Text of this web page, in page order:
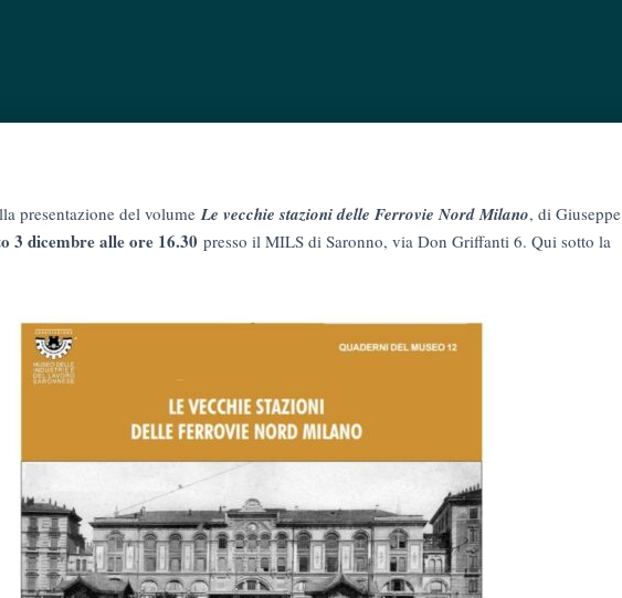
presentazione del volumeLe vecchie stazioni delle Ferrovie Nord Milano, di Giuseppe
3 dicembre alle ore 16.30 presso il MILS di Saronno, via Don Griffanti 6. Qui sotto la